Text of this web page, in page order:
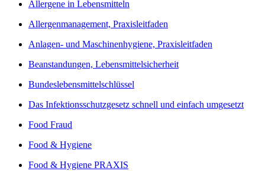
Allergene in Lebensmitteln
Allergenmanagement, Praxisleitfaden
Anlagen- und Maschinenhygiene, Praxisleitfaden
Beanstandungen, Lebensmittelsicherheit
Bundeslebensmittelschlüssel
Das Infektionsschutzgesetz schnell und einfach umgesetzt
Food Fraud
Food & Hygiene
Food & Hygiene PRAXIS